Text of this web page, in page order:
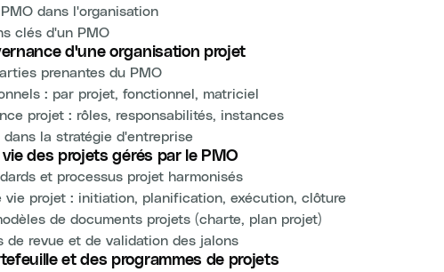
dans l'organisation
clés d'un PMO
d'une organisation projet
prenantes du PMO
: par projet, fonctionnel, matriciel
projet : rôles, responsabilités, instances
dans la stratégie d'entreprise
des projets gérés par le PMO
et processus projet harmonisés
vie projet : initiation, planification, exécution, clôture
de documents projets (charte, plan projet)
de revue et de validation des jalons
et des programmes de projets